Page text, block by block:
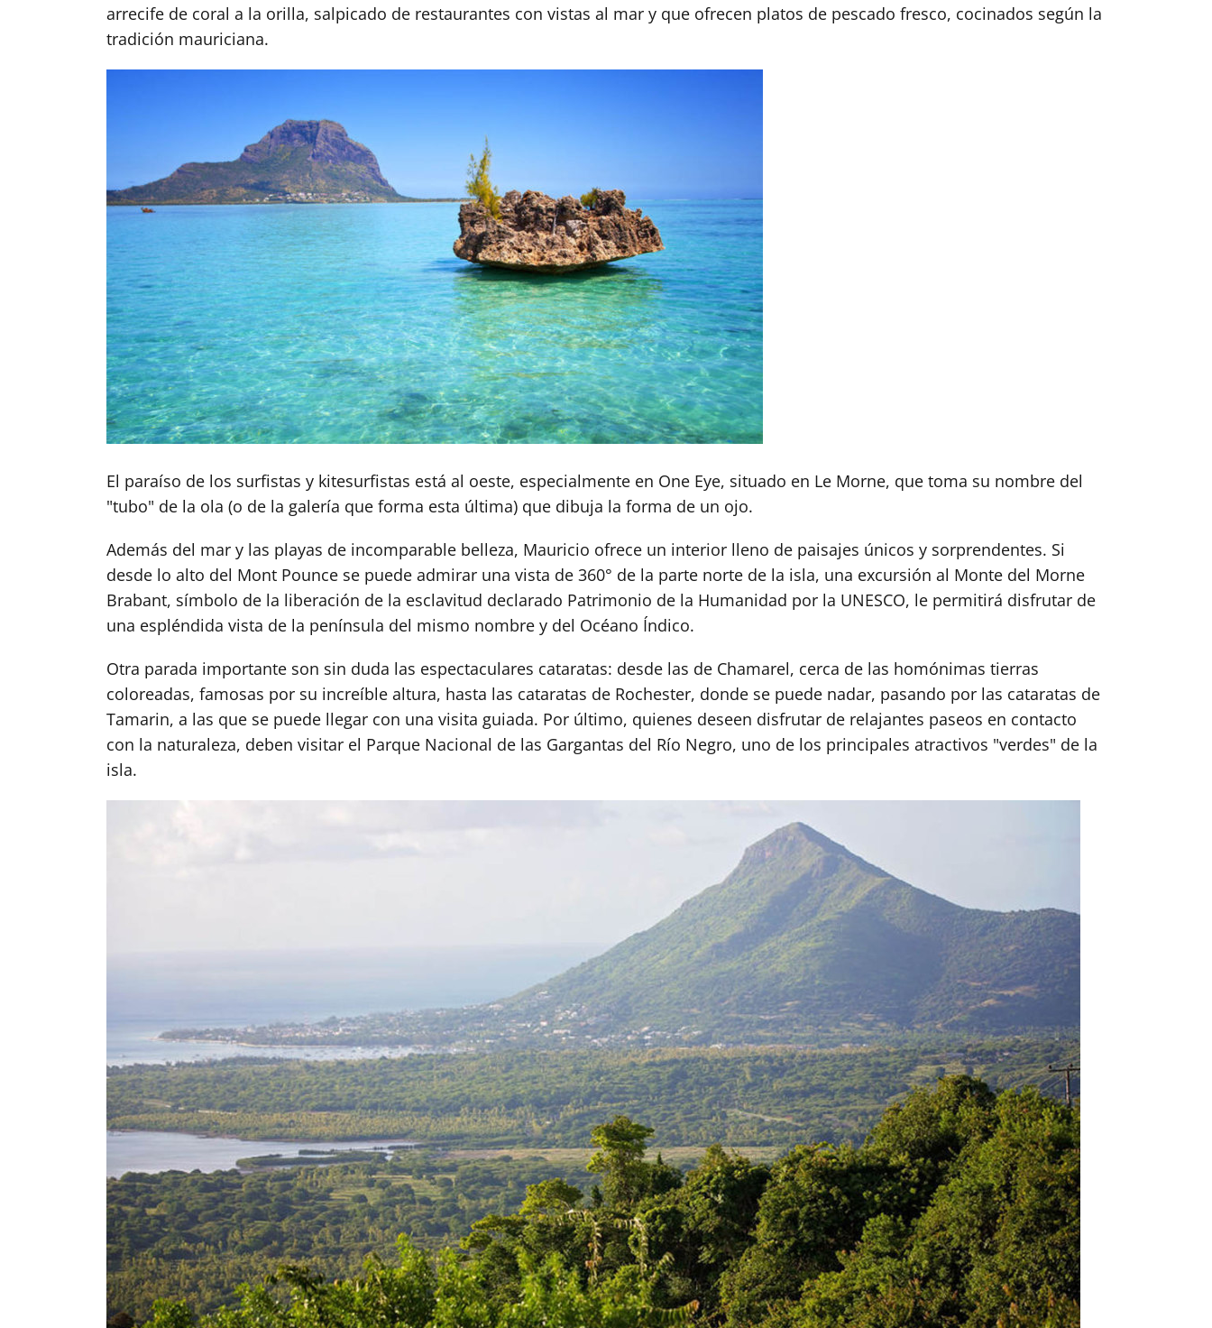
arrecife de coral a la orilla, salpicado de restaurantes con vistas al mar y que ofrecen platos de pescado fresco, cocinados según la
tradición mauriciana.
El paraíso de los surfistas y kitesurfistas está al oeste, especialmente en One Eye, situado en Le Morne, que toma su nombre del
"tubo" de la ola (o de la galería que forma esta última) que dibuja la forma de un ojo.
Además del mar y las playas de incomparable belleza, Mauricio ofrece un interior lleno de paisajes únicos y sorprendentes. Si
desde lo alto del Mont Pounce se puede admirar una vista de 360° de la parte norte de la isla, una excursión al Monte del Morne
Brabant, símbolo de la liberación de la esclavitud declarado Patrimonio de la Humanidad por la UNESCO, le permitirá disfrutar de
una espléndida vista de la península del mismo nombre y del Océano Índico.
Otra parada importante son sin duda las espectaculares cataratas: desde las de Chamarel, cerca de las homónimas tierras
coloreadas, famosas por su increíble altura, hasta las cataratas de Rochester, donde se puede nadar, pasando por las cataratas de
Tamarin, a las que se puede llegar con una visita guiada. Por último, quienes deseen disfrutar de relajantes paseos en contacto
con la naturaleza, deben visitar el Parque Nacional de las Gargantas del Río Negro, uno de los principales atractivos "verdes" de la
isla.